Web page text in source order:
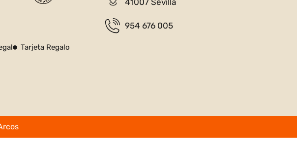
Tarjeta Regalo
41007 Sevilla
954 676 005